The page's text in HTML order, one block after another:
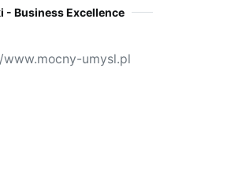
- Business Excellence
www.mocny-umysl.pl